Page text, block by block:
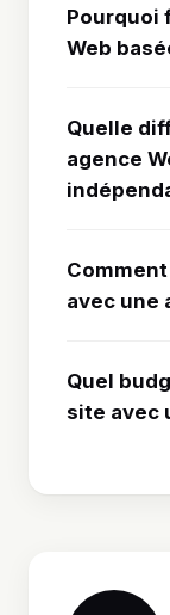
Pourquoi
Web
Quelle
agence
avec une
Quel
site avec